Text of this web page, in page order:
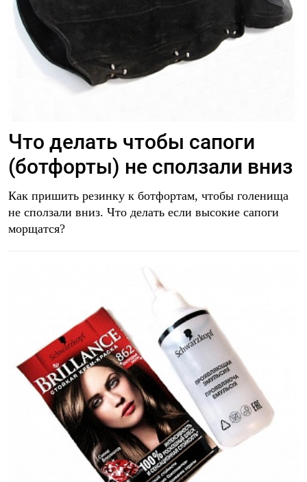
Что делать чтобы сапоги
(ботфорты) не сползали вниз
Как пришить резинку к ботфортам, чтобы голенища
не сползали вниз. Что делать если высокие сапоги
морщатся?